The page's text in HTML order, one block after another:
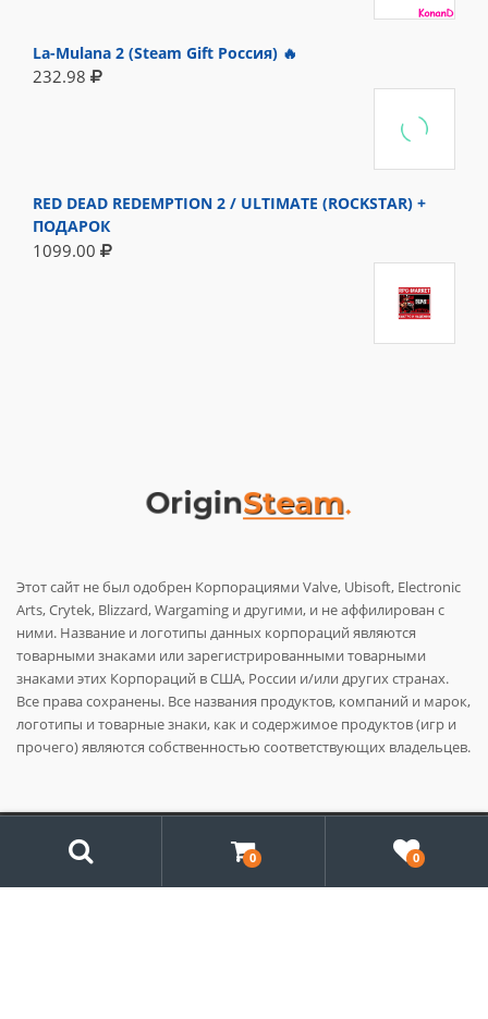
La-Mulana 2 (Steam Gift Россия) 🔥
232.98
RED DEAD REDEMPTION 2 / ULTIMATE (ROCKSTAR) +
ПОДАРОК
1099.00
Этот сайт не был одобрен Корпорациями Valve, Ubisoft, Electronic
Arts, Crytek, Blizzard, Wargaming и другими, и не аффилирован с
ними. Название и логотипы данных корпораций являются
товарными знаками или зарегистрированными товарными
знаками этих Корпораций в США, России и/или других странах.
Все права сохранены. Все названия продуктов, компаний и марок,
логотипы и товарные знаки, как и содержимое продуктов (игр и
прочего) являются собственностью соответствующих владельцев.
Origin-Steam.com
0 0